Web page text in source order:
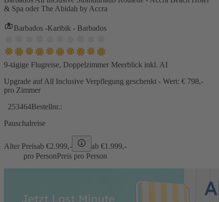
& Spa oder The Abidah by Accra
Barbados -Karibik - Barbados
9-tägige Flugreise, Doppelzimmer Meerblick inkl. AI
Upgrade auf All Inclusive Verpflegung geschenkt - Wert: € 798,-
pro Zimmer
253464Bestellnr.:
Pauschalreise
Alter Preisab €2.999,- ab €1.999,-
pro PersonPreis pro Person